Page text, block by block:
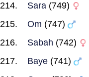
Sara (749)
Om (747)
Sabah (742)
Baye (741)